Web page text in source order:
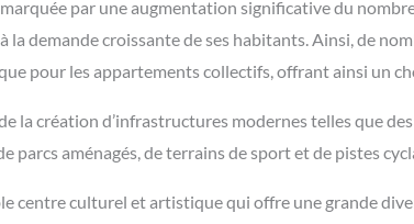
par une augmentation significative du
demande croissante de ses habitants. Ainsi, de
pour les appartements collectifs, offrant ainsi un
la création d’infrastructures modernes telles que
parcs aménagés, de terrains de sport et de pistes
centre culturel et artistique qui offre une grande